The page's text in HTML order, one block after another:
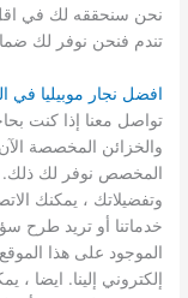
نحن سنحققه لك في
تندم فنحن نوفر لك
افضل نجار موبيليا في
تواصل معنا إذا كنت
والخزائن المخصصة
المخصص نوفر لك
وتفضيلاتك ، يمكنك
خدماتنا أو تريد طرح
الموجود على هذا
إلكتروني إلينا. ايضا ،